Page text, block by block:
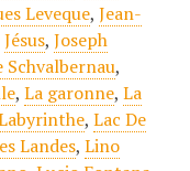
Leveque, Jean-
Jésus, Joseph
Schvalbernau,
, La garonne, La
, Lac De
Landes, Lino